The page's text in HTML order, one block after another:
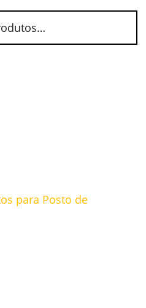
para Posto de